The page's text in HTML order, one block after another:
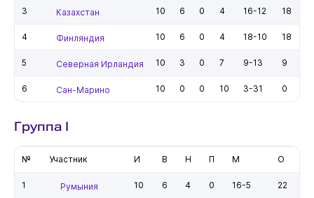
3 Казахстан 10 6 0 4 16-12 18
4 Финляндия 10 6 0 4 18-10 18
5 Северная Ирландия 10 3 0 7 9-13 9
6 Сан-Марино 10 0 0 10 3-31 0
Группа I
№ Участник И В Н П М О
1 Румыния 10 6 4 0 16-5 22